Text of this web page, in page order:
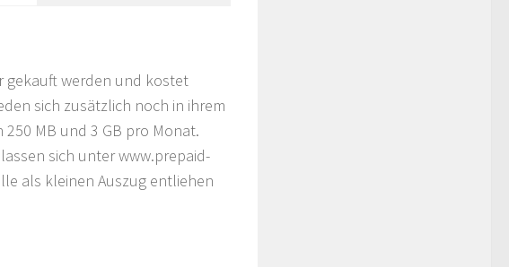
gekauft werden und kostet
sich zusätzlich noch in ihrem
MB und 3 GB pro Monat.
sich unter www.prepaid-
als kleinen Auszug entliehen